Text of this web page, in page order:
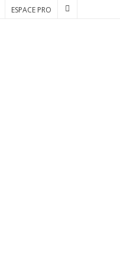
ESPACE PRO